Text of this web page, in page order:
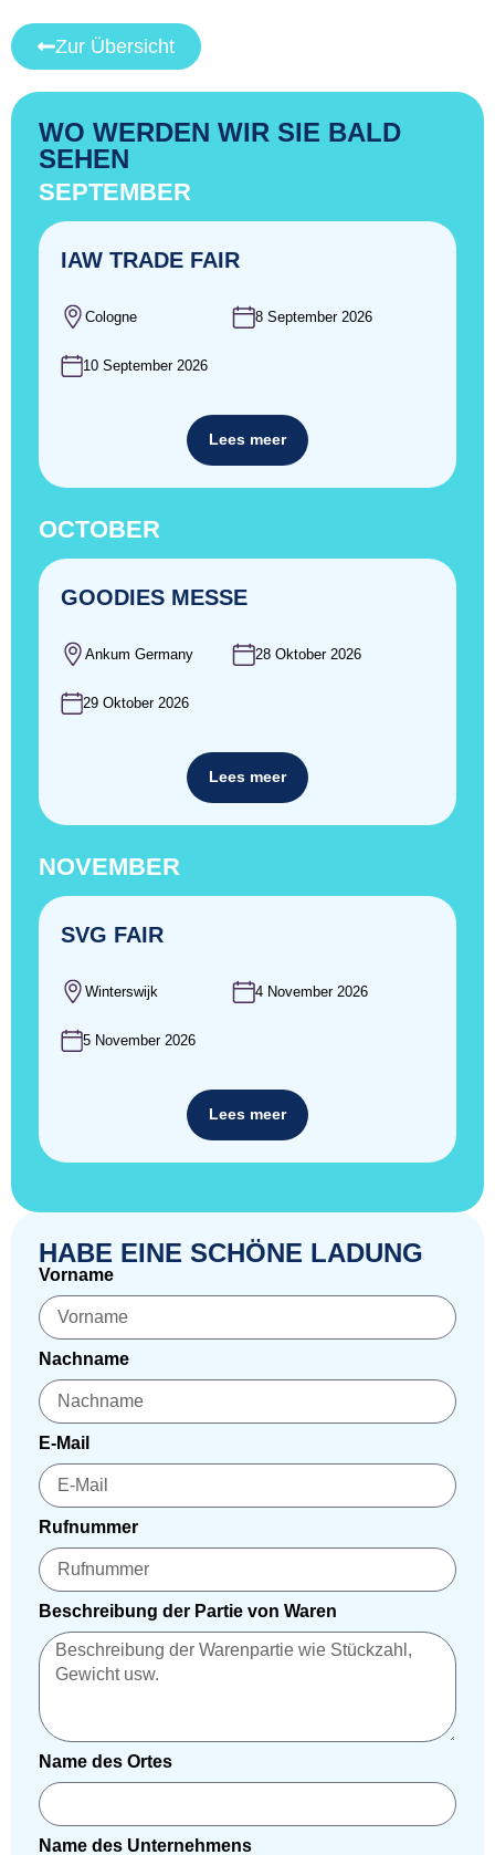
Zur Übersicht
WO WERDEN WIR SIE BALD
SEHEN
SEPTEMBER
IAW TRADE FAIR
Cologne 8 September 2026
10 September 2026
Lees meer
OCTOBER
GOODIES MESSE
Ankum Germany 28 Oktober 2026
29 Oktober 2026
Lees meer
NOVEMBER
SVG FAIR
Winterswijk 4 November 2026
5 November 2026
Lees meer
HABE EINE SCHÖNE LADUNG
Vorname
Nachname
E-Mail
Rufnummer
Beschreibung der Partie von Waren
Name des Ortes
Name des Unternehmens